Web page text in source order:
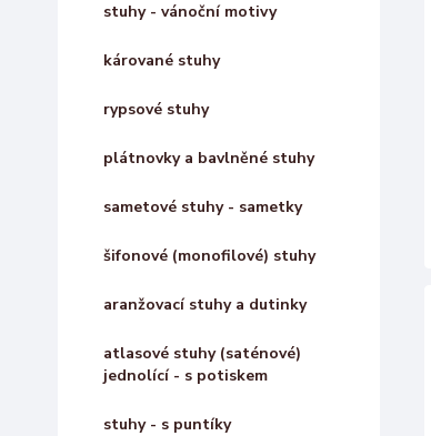
stuhy - vánoční motivy
kárované stuhy
rypsové stuhy
plátnovky a bavlněné stuhy
sametové stuhy - sametky
šifonové (monofilové) stuhy
aranžovací stuhy a dutinky
atlasové stuhy (saténové)
jednolící - s potiskem
stuhy - s puntíky